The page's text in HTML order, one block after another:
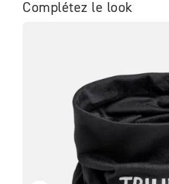
Complétez le look